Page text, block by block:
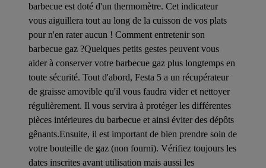
barbecue est doté d'un thermomètre. Cet indicateur
vous aiguillera tout au long de la cuisson de vos plats
pour n'en rater aucun ! Comment entretenir son
barbecue gaz ?Quelques petits gestes peuvent vous
aider à conserver votre barbecue gaz plus longtemps en
toute sécurité. Tout d'abord, Festa 5 a un récupérateur
de graisse amovible qu'il vous faudra vider et nettoyer
régulièrement. Il vous servira à protéger les différentes
pièces intérieures du barbecue et ainsi éviter des dépôts
gênants.Ensuite, il est important de bien prendre soin de
votre bouteille de gaz (non fourni). Vérifiez toujours les
dates inscrites avant utilisation mais aussi les